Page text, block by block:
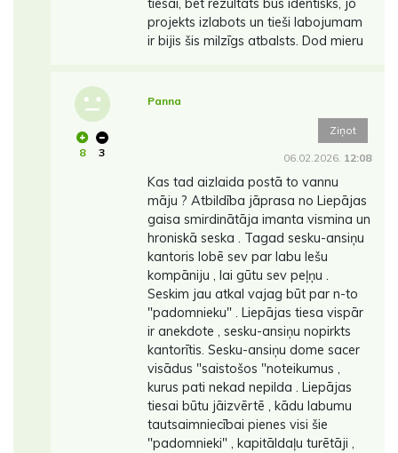
tiesai, bet rezultāts būs identisks, jo
projekts izlabots un tieši labojumam
ir bijis šis milzīgs atbalsts. Dod mieru
8 3
Panna
Ziņot
06.02.2026. 12:08
Kas tad aizlaida postā to vannu
māju ? Atbildība jāprasa no Liepājas
gaisa smirdinātāja imanta vismina un
hroniskā seska . Tagad sesku-ansiņu
kantoris lobē sev par labu lešu
kompāniju , lai gūtu sev peļņu .
Seskim jau atkal vajag būt par n-to
"padomnieku" . Liepājas tiesa vispār
ir anekdote , sesku-ansiņu nopirkts
kantorītis. Sesku-ansiņu dome sacer
visādus "saistošos "noteikumus ,
kurus pati nekad nepilda . Liepājas
tiesai būtu jāizvērtē , kādu labumu
tautsaimniecībai pienes visi šie
"padomnieki" , kapitāldaļu turētāji ,